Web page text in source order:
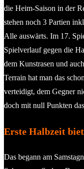
die Heim-Saison in der
stehen noch 3 Partien
Alle auswärts. Im 17.
Spielverlauf gegen die
dem Kunstrasen und
Terrain hat man das
verteidigt, dem Gegner
doch mit null Punkten
Erste Halbzeit
Das begann am